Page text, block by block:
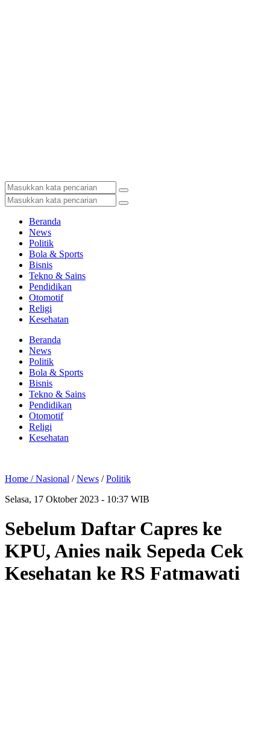
Beranda
News
Politik
Bola & Sports
Bisnis
Tekno & Sains
Pendidikan
Otomotif
Religi
Kesehatan
Beranda
News
Politik
Bola & Sports
Bisnis
Tekno & Sains
Pendidikan
Otomotif
Religi
Kesehatan
Home /Nasional /News /Politik
Selasa, 17 Oktober 2023 - 10:37 WIB
Sebelum Daftar Capres ke
KPU, Anies naik Sepeda Cek
Kesehatan ke RS Fatmawati